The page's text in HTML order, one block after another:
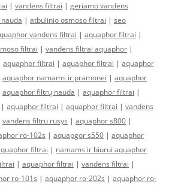
| vandens filtrai | geriamo vandens
| atbulinio osmoso filtrai | seo
vandens filtrai | aquaphor filtrai |
filtrai | vandens filtrai aquaphor |
aquaphor filtrai | aquaphor filtrai | aquaphor
aquaphor namams ir pramonei | aquaphor
aquaphor filtrų nauda | aquaphor filtrai |
| aquaphor filtrai | aquaphor filtrai | vandens
vandens filtru rusys | aquaphor s800 |
ro-102s | aquapgor s550 | aquaphor
filtrai | namams ir biurui aquaphor
| aquaphor filtrai | vandens filtrai |
ro-101s | aquaphor ro-202s | aquaphor ro-